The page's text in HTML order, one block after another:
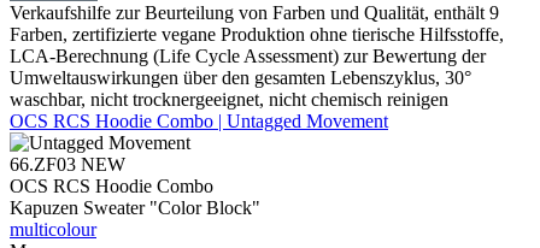
Verkaufshilfe zur Beurteilung von Farben und Qualität, enthält 9
Farben, zertifizierte vegane Produktion ohne tierische Hilfsstoffe,
LCA-Berechnung (Life Cycle Assessment) zur Bewertung der
Umweltauswirkungen über den gesamten Lebenszyklus, 30°
waschbar, nicht trocknergeeignet, nicht chemisch reinigen
OCS RCS Hoodie Combo | Untagged Movement
66.ZF03 NEW
OCS RCS Hoodie Combo
Kapuzen Sweater "Color Block"
multicolour